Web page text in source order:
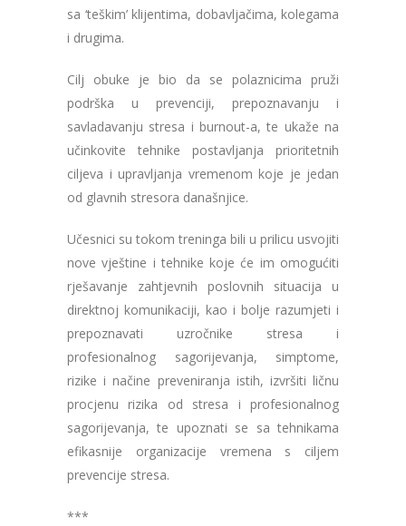
sa ‘teškim’ klijentima, dobavljačima, kolegama
i drugima.
Cilj obuke je bio da se polaznicima pruži
podrška u prevenciji, prepoznavanju i
savladavanju stresa i burnout-a, te ukaže na
učinkovite tehnike postavljanja prioritetnih
ciljeva i upravljanja vremenom koje je jedan
od glavnih stresora današnjice.
Učesnici su tokom treninga bili u prilicu usvojiti
nove vještine i tehnike koje će im omogućiti
rješavanje zahtjevnih poslovnih situacija u
direktnoj komunikaciji, kao i bolje razumjeti i
prepoznavati uzročnike stresa i
profesionalnog sagorijevanja, simptome,
rizike i načine preveniranja istih, izvršiti ličnu
procjenu rizika od stresa i profesionalnog
sagorijevanja, te upoznati se sa tehnikama
efikasnije organizacije vremena s ciljem
prevencije stresa.
***